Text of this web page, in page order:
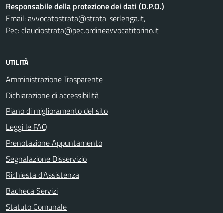
Responsabile della protezione dei dati (D.P.O.)
Email:avvocatostrata@strata-serlenga.it,
Pec:claudiostrata@pec.ordineavvocatitorino.it
UTILITÀ
Amministrazione Trasparente
Dichiarazione di accessibilità
Piano di miglioramento del sito
Leggi le FAQ
Prenotazione Appuntamento
Segnalazione Disservizio
Richiesta d'Assistenza
Bacheca Servizi
Statuto Comunale